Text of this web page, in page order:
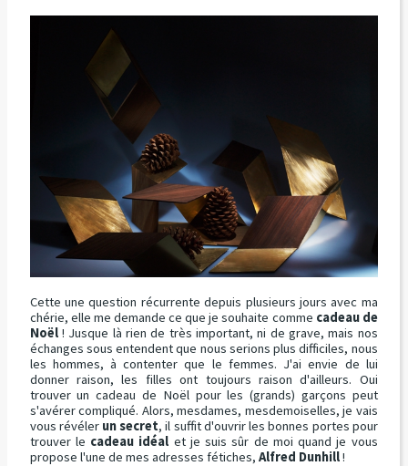
Cette une question récurrente depuis plusieurs jours avec ma
chérie, elle me demande ce que je souhaite comme cadeau de
Noël! Jusque là rien de très important, ni de grave, mais nos
échanges sous entendent que nous serions plus difficiles, nous
les hommes, à contenter que le femmes. J'ai envie de lui
donner raison, les filles ont toujours raison d'ailleurs. Oui
trouver un cadeau de Noël pour les (grands) garçons peut
s'avérer compliqué. Alors, mesdames, mesdemoiselles, je vais
vous révéler un secret, il suffit d'ouvrir les bonnes portes pour
trouver le cadeau idéal et je suis sûr de moi quand je vous
propose l'une de mes adresses fétiches, Alfred Dunhill!